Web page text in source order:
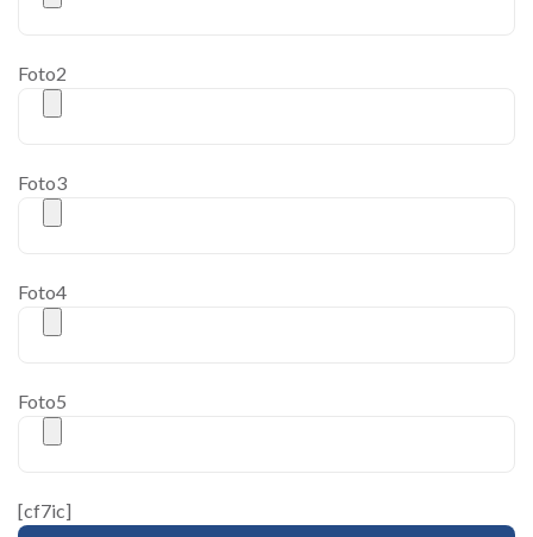
Foto2
Foto3
Foto4
Foto5
[cf7ic]